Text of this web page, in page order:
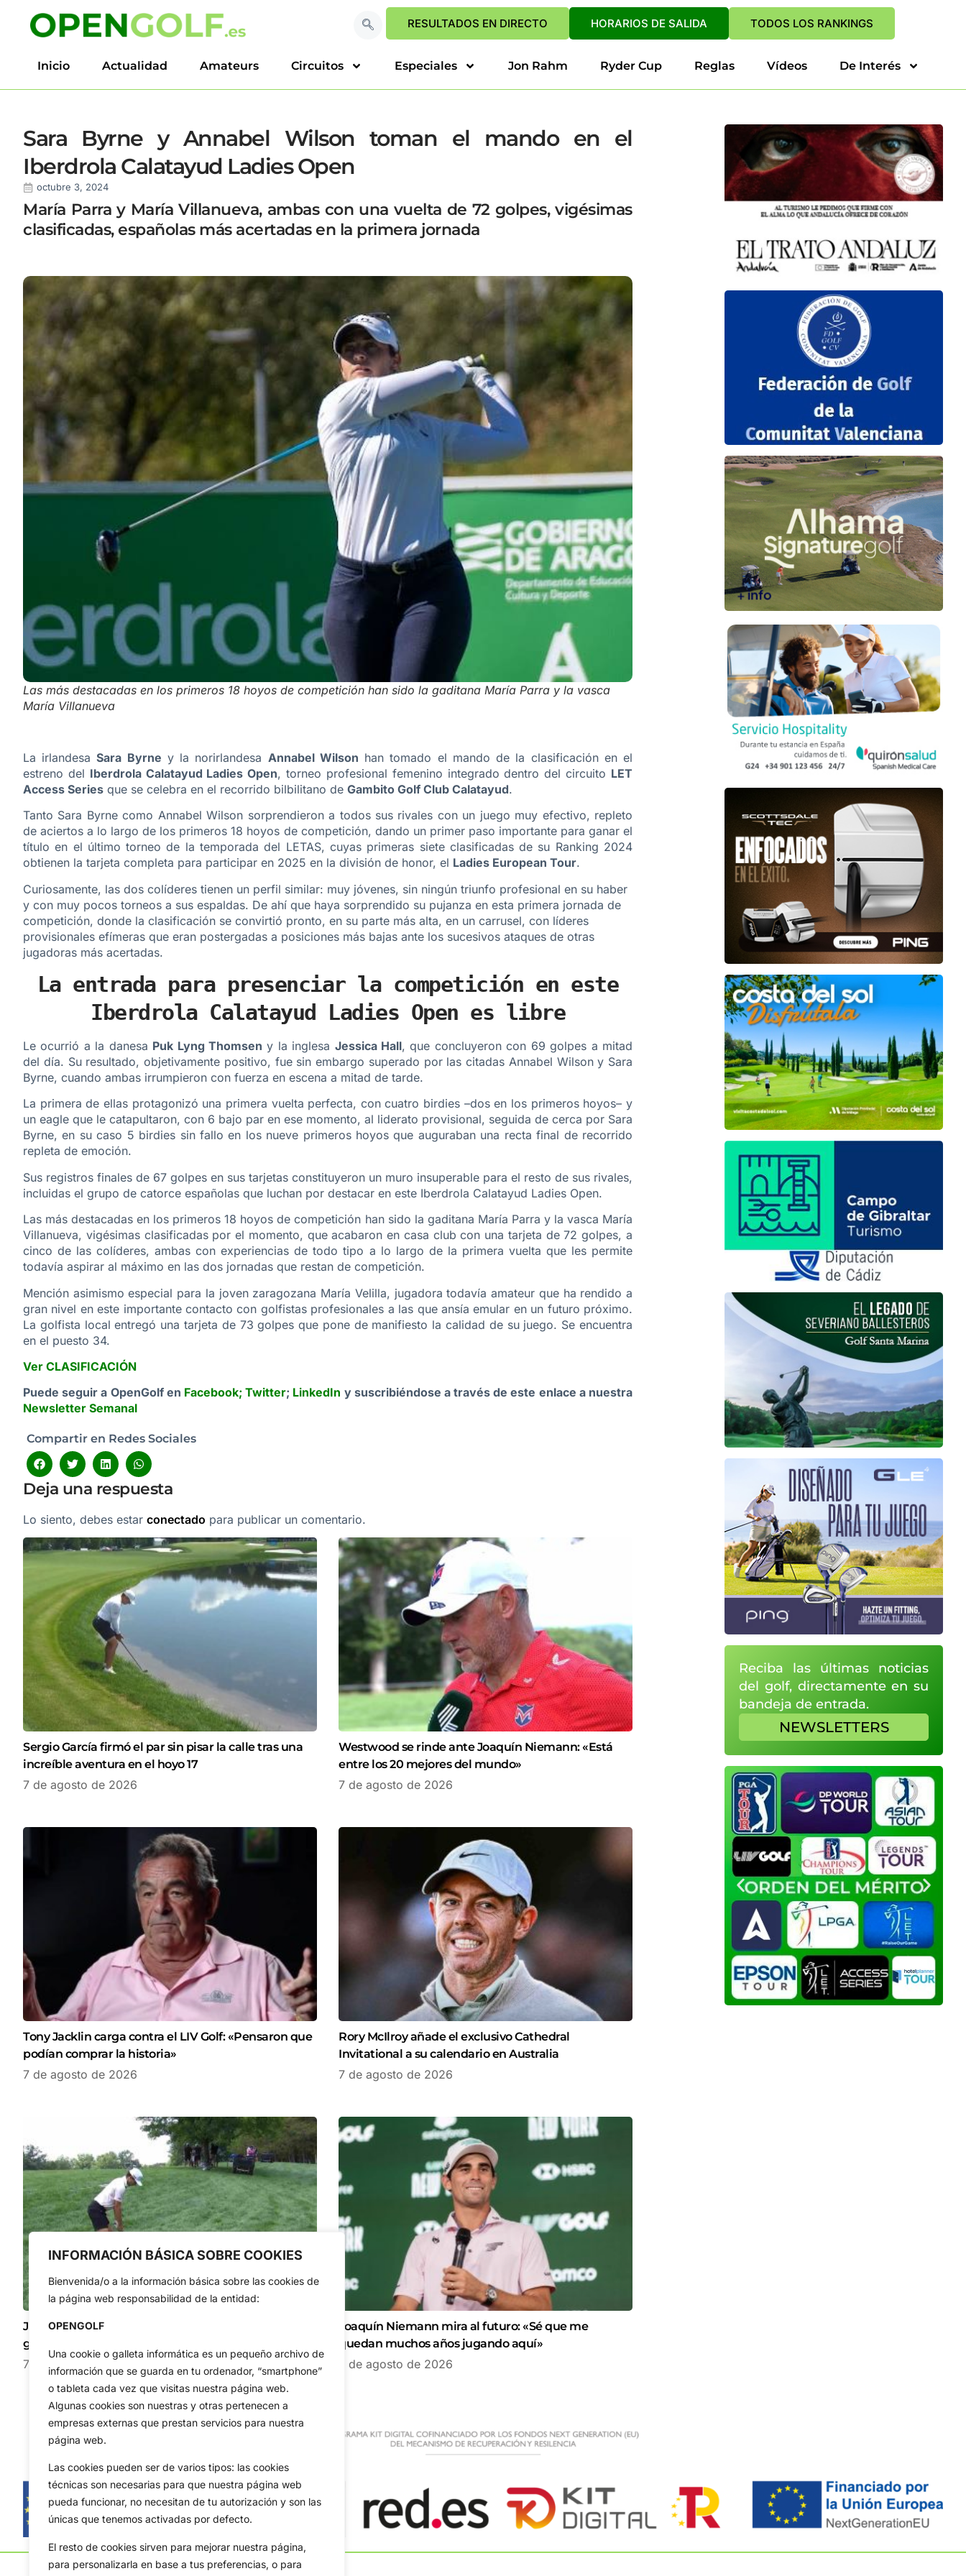
INFORMACIÓN BÁSICA SOBRE COOKIES
Bienvenida/o a la información básica sobre las cookies de
la página web responsabilidad de la entidad:
OPENGOLF
Una cookie o galleta informática es un pequeño archivo de
información que se guarda en tu ordenador, “smartphone”
o tableta cada vez que visitas nuestra página web.
Algunas cookies son nuestras y otras pertenecen a
empresas externas que prestan servicios para nuestra
página web.
Las cookies pueden ser de varios tipos: las cookies
técnicas son necesarias para que nuestra página web
pueda funcionar, no necesitan de tu autorización y son las
únicas que tenemos activadas por defecto.
El resto de cookies sirven para mejorar nuestra página,
para personalizarla en base a tus preferencias, o para
RESULTADOS EN DIRECTO HORARIOS DE SALIDA TODOS LOS RANKINGS
Inicio Actualidad Amateurs Circuitos Especiales Jon Rahm Ryder Cup Reglas Vídeos De Interés
Sara Byrne y Annabel Wilson toman el mando en el
Iberdrola Calatayud Ladies Open
octubre 3, 2024
María Parra y María Villanueva, ambas con una vuelta de 72 golpes, vigésimas
clasificadas, españolas más acertadas en la primera jornada
Las más destacadas en los primeros 18 hoyos de competición han sido la gaditana María Parra y la vasca
María Villanueva
La irlandesaSara Byrne y la norirlandesa Annabel Wilson han tomado el mando de la clasificación en el
estreno del Iberdrola Calatayud Ladies Open, torneo profesional femenino integrado dentro del circuito LET
Access Series que se celebra en el recorrido bilbilitano de Gambito Golf Club Calatayud.
Tanto Sara Byrne como Annabel Wilson sorprendieron a todos sus rivales con un juego muy efectivo, repleto
de aciertos a lo largo de los primeros 18 hoyos de competición, dando un primer paso importante para ganar el
título en el último torneo de la temporada del LETAS, cuyas primeras siete clasificadas de su Ranking 2024
obtienen la tarjeta completa para participar en 2025 en la división de honor, el Ladies European Tour.
Curiosamente, las dos colíderes tienen un perfil similar: muy jóvenes, sin ningún triunfo profesional en su haber
y con muy pocos torneos a sus espaldas. De ahí que haya sorprendido su pujanza en esta primera jornada de
competición, donde la clasificación se convirtió pronto, en su parte más alta, en un carrusel, con líderes
provisionales efímeras que eran postergadas a posiciones más bajas ante los sucesivos ataques de otras
jugadoras más acertadas.
La entrada para presenciar la competición en este
Iberdrola Calatayud Ladies Open es libre
Le ocurrió a la danesa Puk Lyng Thomsen y la inglesa Jessica Hall, que concluyeron con 69 golpes a mitad
del día. Su resultado, objetivamente positivo, fue sin embargo superado por las citadas Annabel Wilson y Sara
Byrne, cuando ambas irrumpieron con fuerza en escena a mitad de tarde.
La primera de ellas protagonizó una primera vuelta perfecta, con cuatro birdies –dos en los primeros hoyos– y
un eagle que le catapultaron, con 6 bajo par en ese momento, al liderato provisional, seguida de cerca por Sara
Byrne, en su caso 5 birdies sin fallo en los nueve primeros hoyos que auguraban una recta final de recorrido
repleta de emoción.
Sus registros finales de 67 golpes en sus tarjetas constituyeron un muro insuperable para el resto de sus rivales,
incluidas el grupo de catorce españolas que luchan por destacar en este Iberdrola Calatayud Ladies Open.
Las más destacadas en los primeros 18 hoyos de competición han sido la gaditana María Parra y la vasca María
Villanueva, vigésimas clasificadas por el momento, que acabaron en casa club con una tarjeta de 72 golpes, a
cinco de las colíderes, ambas con experiencias de todo tipo a lo largo de la primera vuelta que les permite
todavía aspirar al máximo en las dos jornadas que restan de competición.
Mención asimismo especial para la joven zaragozana María Velilla, jugadora todavía amateur que ha rendido a
gran nivel en este importante contacto con golfistas profesionales a las que ansía emular en un futuro próximo.
La golfista local entregó una tarjeta de 73 golpes que pone de manifiesto la calidad de su juego. Se encuentra
en el puesto 34.
Ver CLASIFICACIÓN
Puede seguir a OpenGolf en Facebook; Twitter; LinkedIn y suscribiéndose a través de este enlace a nuestra
Newsletter Semanal
Compartir en Redes Sociales
Deja una respuesta
Lo siento, debes estar conectado para publicar un comentario.
Sergio García firmó el par sin pisar la calle tras una
increíble aventura en el hoyo 17
7 de agosto de 2026
Westwood se rinde ante Joaquín Niemann: «Está
entre los 20 mejores del mundo»
7 de agosto de 2026
Tony Jacklin carga contra el LIV Golf: «Pensaron que
podían comprar la historia»
7 de agosto de 2026
Rory McIlroy añade el exclusivo Cathedral
Invitational a su calendario en Australia
7 de agosto de 2026
Joaquín Niemann desafía la dificultad con un
golpazo espectacular desde 142 metros
7 de agosto de 2026
Joaquín Niemann mira al futuro: «Sé que me
quedan muchos años jugando aquí»
7 de agosto de 2026
Reciba las últimas noticias
del golf, directamente en su
bandeja de entrada.
NEWSLETTERS